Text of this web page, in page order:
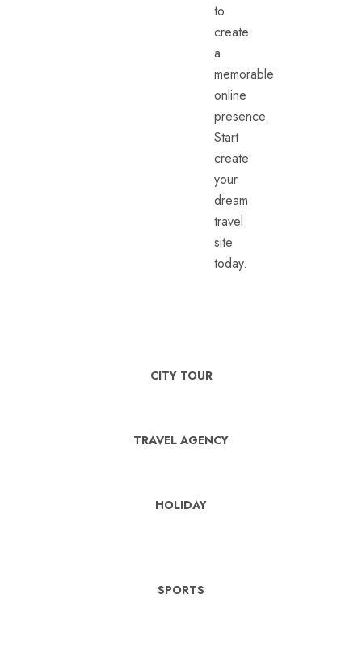
to
create
a
memorable
online
presence.
Start
create
your
dream
travel
site
today.
CITY TOUR
TRAVEL AGENCY
HOLIDAY
SPORTS